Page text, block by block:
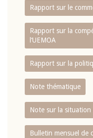
Rapport sur le
Rapport sur la
l‘UEMOA
Rapport sur la
Note thématique
Note sur la situation
Bulletin mensuel de